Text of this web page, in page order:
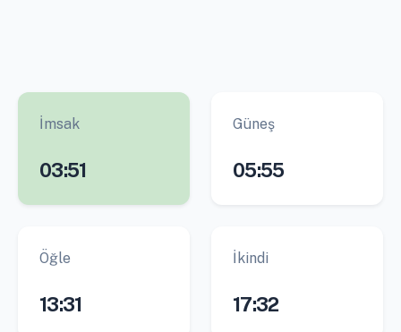
İmsak
03:51
Güneş
05:55
Öğle
13:31
İkindi
17:32